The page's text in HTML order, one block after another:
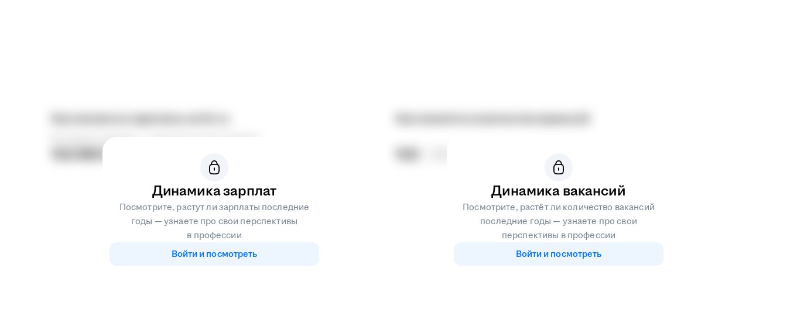
Динамика зарплат
Посмотрите, растут ли зарплаты последние
годы — узнаете про свои перспективы
в профессии
Войти и посмотреть
Динамика вакансий
Посмотрите, растёт ли количество вакансий
последние годы — узнаете про свои
перспективы в профессии
Войти и посмотреть